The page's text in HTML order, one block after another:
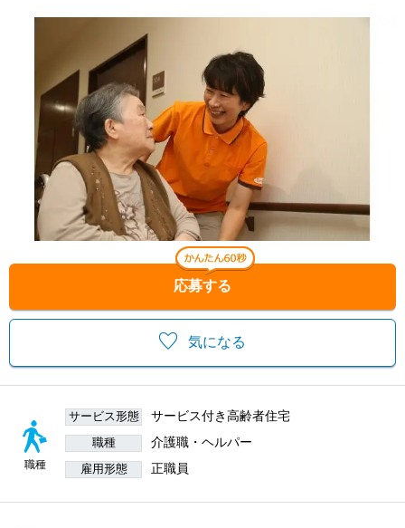
気になる
応募する
職種
サービス形態 サービス付き高齢者住宅
職種 介護職・ヘルパー
雇用形態 正職員